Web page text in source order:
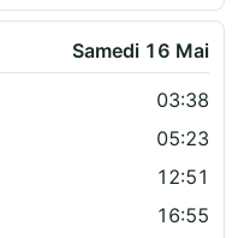
Samedi 16 Mai
03:38
05:23
12:51
16:55